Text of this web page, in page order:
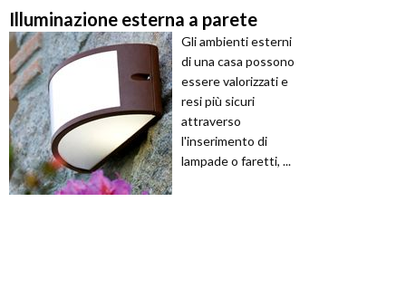
Illuminazione esterna a parete
Gli ambienti esterni
di una casa possono
essere valorizzati e
resi più sicuri
attraverso
l'inserimento di
lampade o faretti, ...